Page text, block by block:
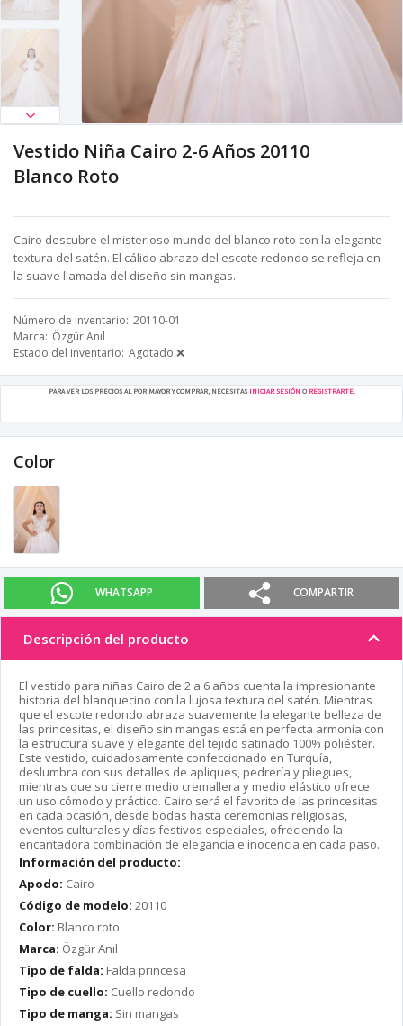
Vestido Niña Cairo 2-6 Años 20110
Blanco Roto
Cairo descubre el misterioso mundo del blanco roto con la elegante
textura del satén. El cálido abrazo del escote redondo se refleja en
la suave llamada del diseño sin mangas.
Número de inventario 20110-01
Marca Özgür Anıl
Estado del inventario Agotado ❌
PARA VER LOS PRECIOS AL POR MAYOR Y COMPRAR, NECESITAS INICIAR SESIÓNO REGISTRARTE.
Color
WHATSAPP COMPARTIR
Descripción del producto
El vestido para niñas Cairo de 2 a 6 años cuenta la impresionante
historia del blanquecino con la lujosa textura del satén. Mientras
que el escote redondo abraza suavemente la elegante belleza de
las princesitas, el diseño sin mangas está en perfecta armonía con
la estructura suave y elegante del tejido satinado 100% poliéster.
Este vestido, cuidadosamente confeccionado en Turquía,
deslumbra con sus detalles de apliques, pedrería y pliegues,
mientras que su cierre medio cremallera y medio elástico ofrece
un uso cómodo y práctico. Cairo será el favorito de las princesitas
en cada ocasión, desde bodas hasta ceremonias religiosas,
eventos culturales y días festivos especiales, ofreciendo la
encantadora combinación de elegancia e inocencia en cada paso.
Información del producto:
Apodo: Cairo
Código de modelo: 20110
Color: Blanco roto
Marca: Özgür Anıl
Tipo de falda: Falda princesa
Tipo de cuello: Cuello redondo
Tipo de manga: Sin mangas